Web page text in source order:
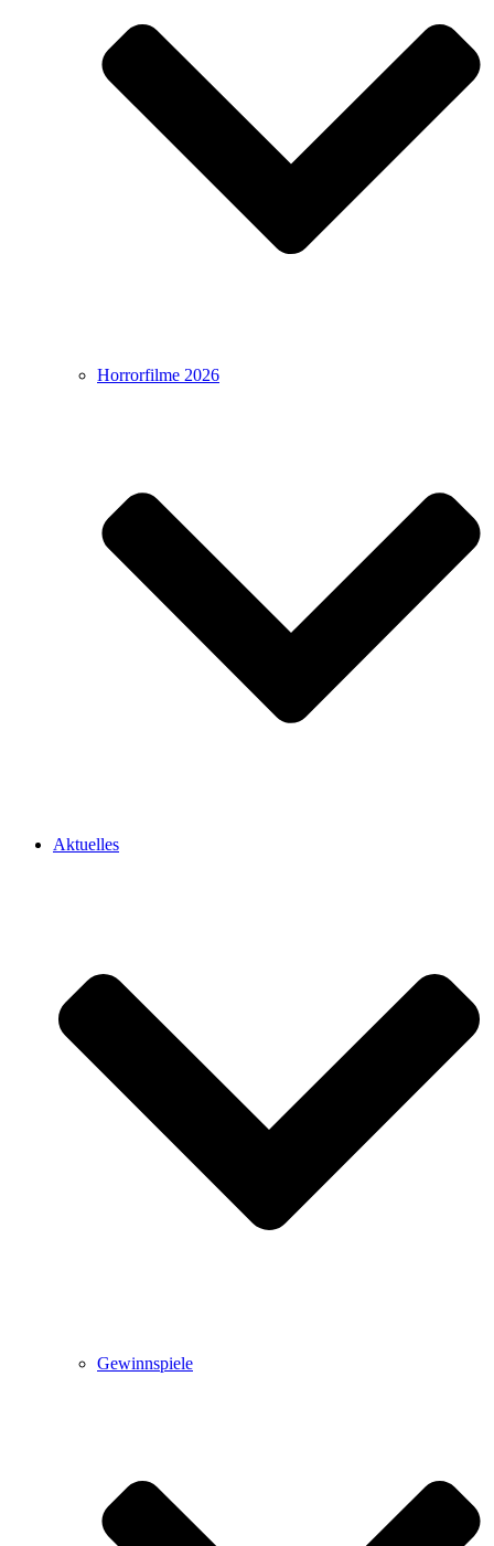
Horrorfilme 2026
Aktuelles
Gewinnspiele